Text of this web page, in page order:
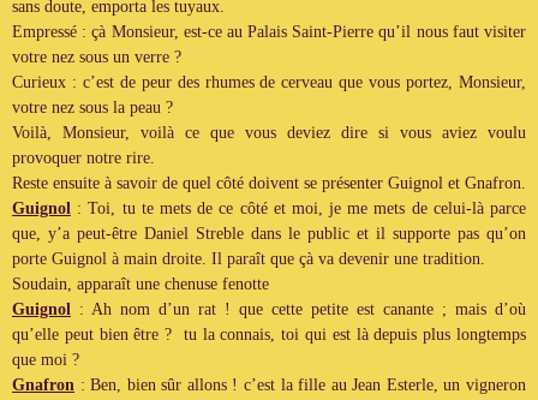
sans doute, emporta les tuyaux.
Empressé : çà Monsieur, est-ce au Palais Saint-Pierre qu’il nous faut visiter
votre nez sous un verre ?
Curieux : c’est de peur des rhumes de cerveau que vous portez, Monsieur,
votre nez sous la peau ?
Voilà, Monsieur, voilà ce que vous deviez dire si vous aviez voulu
provoquer notre rire.
Reste ensuite à savoir de quel côté doivent se présenter Guignol et Gnafron.
Guignol : Toi, tu te mets de ce côté et moi, je me mets de celui-là parce
que, y’a peut-être Daniel Streble dans le public et il supporte pas qu’on
porte Guignol à main droite. Il paraît que çà va devenir une tradition.
Soudain, apparaît une chenuse fenotte
Guignol : Ah nom d’un rat ! que cette petite est canante ; mais d’où
qu’elle peut bien être ? tu la connais, toi qui est là depuis plus longtemps
que moi ?
Gnafron : Ben, bien sûr allons ! c’est la fille au Jean Esterle, un vigneron